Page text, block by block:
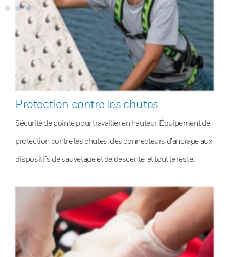
Protection contre les chutes
Sécurité de pointe pour travailler en hauteur. Équipement de
protection contre les chutes, des connecteurs d’ancrage aux
dispositifs de sauvetage et de descente, et tout le reste.